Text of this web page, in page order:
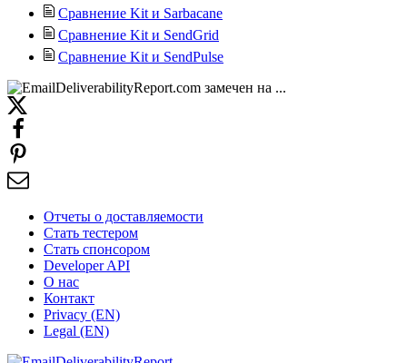
Сравнение Kit и Sarbacane
Сравнение Kit и SendGrid
Сравнение Kit и SendPulse
Отчеты о доставляемости
Стать тестером
Стать спонсором
Developer API
О нас
Контакт
Privacy (EN)
Legal (EN)